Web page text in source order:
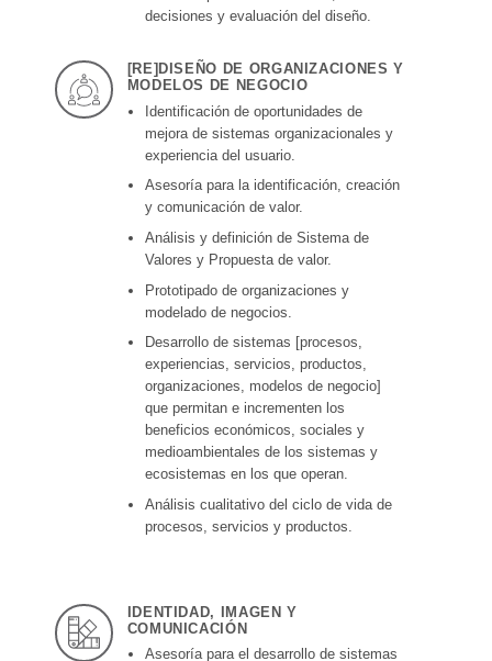
decisiones y evaluación del diseño.
[RE]DISEÑO DE ORGANIZACIONES Y
MODELOS DE NEGOCIO
Identificación de oportunidades de
mejora de sistemas organizacionales y
experiencia del usuario.
Asesoría para la identificación, creación
y comunicación de valor.
Análisis y definición de Sistema de
Valores y Propuesta de valor.
Prototipado de organizaciones y
modelado de negocios.
Desarrollo de sistemas [procesos,
experiencias, servicios, productos,
organizaciones, modelos de negocio]
que permitan e incrementen los
beneficios económicos, sociales y
medioambientales de los sistemas y
ecosistemas en los que operan.
Análisis cualitativo del ciclo de vida de
procesos, servicios y productos.
IDENTIDAD, IMAGEN Y
COMUNICACIÓN
Asesoría para el desarrollo de sistemas